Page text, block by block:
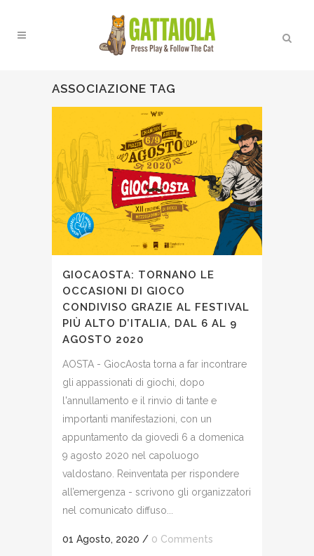
ASSOCIAZIONE TAG
GIOCAOSTA: TORNANO LE
OCCASIONI DI GIOCO
CONDIVISO GRAZIE AL FESTIVAL
PIÙ ALTO D’ITALIA, DAL 6 AL 9
AGOSTO 2020
AOSTA - GiocAosta torna a far incontrare
gli appassionati di giochi, dopo
l'annullamento e il rinvio di tante e
importanti manifestazioni, con un
appuntamento da giovedì 6 a domenica
9 agosto 2020 nel capoluogo
valdostano. Reinventata per rispondere
all’emergenza - scrivono gli organizzatori
nel comunicato diffuso...
01 Agosto, 2020 / 0 Comments